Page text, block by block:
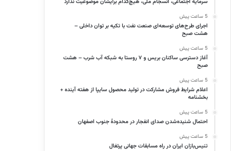
سرمایه اجتماعی، انسجام ملی، هیچ‌کدام برایشان موضوعیت ندارد
5 ساعت پیش
اجرای طرح‌های توسعه‌ای صنعت نفت با تکیه بر توان داخلی –
هشت صبح
5 ساعت پیش
آغاز دسترسی ساکنان بریس و ۷ روستا به شبکه آب شرب – هشت
صبح
5 ساعت پیش
اعلام شرایط فروش مشارکت در تولید محصول سایپا از هفته آینده +
بخشنامه
5 ساعت پیش
احتمال شنیده‌شدن صدای انفجار در محدودۀ جنوب اصفهان
5 ساعت پیش
تنیس‌بازان ایران در راه مسابقات جهانی پرتغال